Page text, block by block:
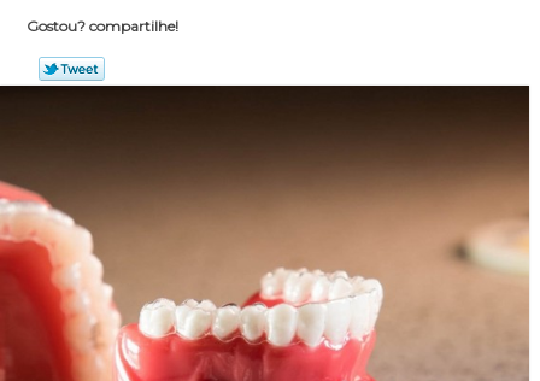
Gostou? compartilhe!